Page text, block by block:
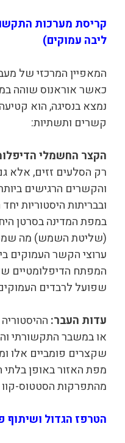
קריסת מערכות
ליבה עמוקים)
המאפיין המרכזי של
נמצא בנסיגה, הוא
קשרים ותשתיות:
הקצר החשמלי
רק הסלעים זזים, אלא
והקשרים הרגישים
ובבריתות היסטוריות
במפת המדינה בסרטן
(שליטת השמש) מה
ערוצי הקשר העמוקים
המפתח הדיפלומטיים
שפועל לרבדים
עדות העבר:
שקצרים פומביים אלו
מפת האזור באופן בלתי
מהתפרקות הסטטוס-
הטרפז הגדול ושיתוף